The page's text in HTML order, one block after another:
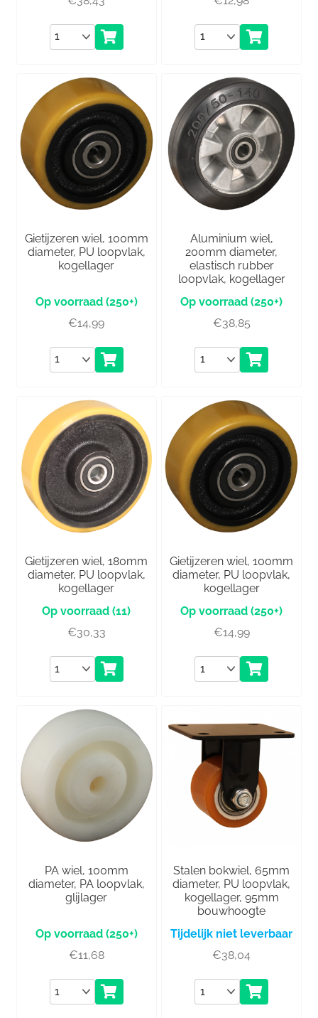
Aantal Aantal
Gietijzeren wiel, 100mm
diameter, PU loopvlak,
kogellager
(250+)
€14,99
Aantal
Aluminium wiel,
200mm diameter,
elastisch rubber
loopvlak, kogellager
(250+)
€38,85
Aantal
Gietijzeren wiel, 180mm
diameter, PU loopvlak,
kogellager
(11)
€30,33
Aantal
Gietijzeren wiel, 100mm
diameter, PU loopvlak,
kogellager
(250+)
€14,99
Aantal
PA wiel, 100mm
diameter, PA loopvlak,
glijlager
(250+)
€11,68
Aantal
Stalen bokwiel, 65mm
diameter, PU loopvlak,
kogellager, 95mm
bouwhoogte
Tijdelijk niet leverbaar
€38,04
Aantal